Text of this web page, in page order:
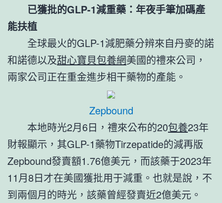
已獲批的GLP-1減重藥：年夜手筆加碼產
能扶植
全球最火的GLP-1減肥藥分辨來自丹麥的諾
和諾德以及甜心寶貝包養網美國的禮來公司，
兩家公司正在重金進步相干藥物的產能。
Zepbound
本地時光2月6日，禮來公布的20包養23年
財報顯示，其GLP-1藥物Tirzepatide的減再版
Zepbound發賣額1.76億美元，而該藥于2023年
11月8日才在美國獲批用于減重。也就是說，不
到兩個月的時光，該藥曾經發賣近2億美元。